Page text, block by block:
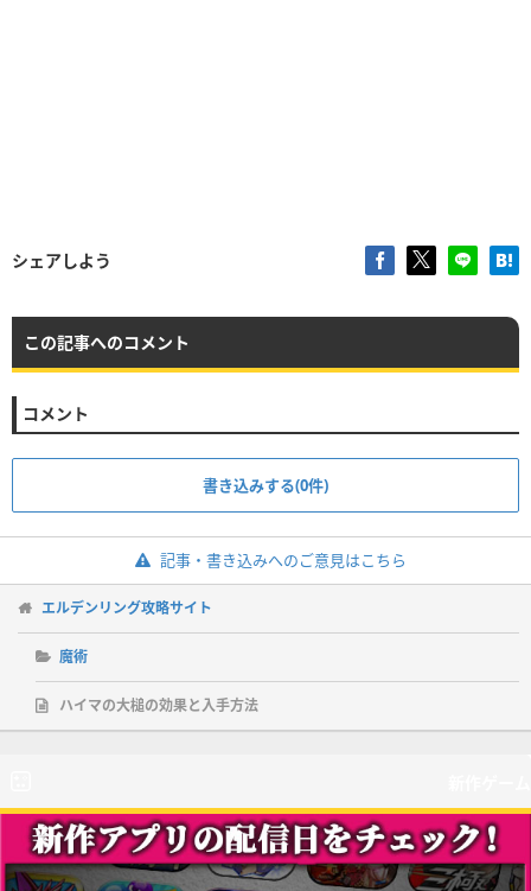
シェアしよう
この記事へのコメント
コメント
書き込みする(0件)
記事・書き込みへのご意見はこちら
エルデンリング攻略サイト
魔術
ハイマの大槌の効果と入手方法